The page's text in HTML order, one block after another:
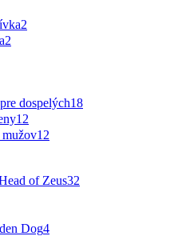
2
2
pre dospelých18
12
mužov12
of Zeus32
Dog4